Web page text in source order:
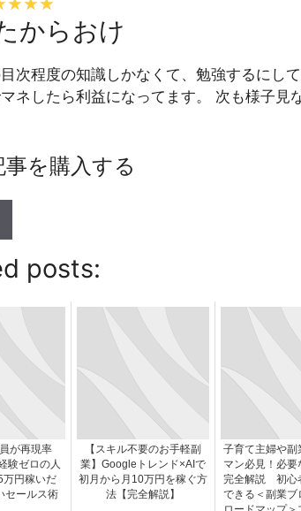
からおけ
次程度の知識しかなくて、勉強するにし
ネしたら利益になってます。 次も様子見
事を購入する
posts:
が再現率
験ゼロの人
円稼いだ
セールス術
【スキル不要のお手軽副
業】Googleトレンド×AIで
初月から月10万円を稼ぐ方
法【完全解説】
子育て主婦や副
マン必見！必要
完全解説 初心
できる＜副業ブ